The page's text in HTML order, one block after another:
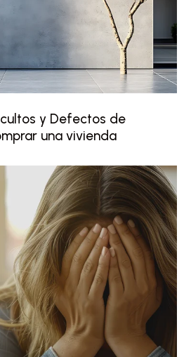
y Defectos de
una vivienda